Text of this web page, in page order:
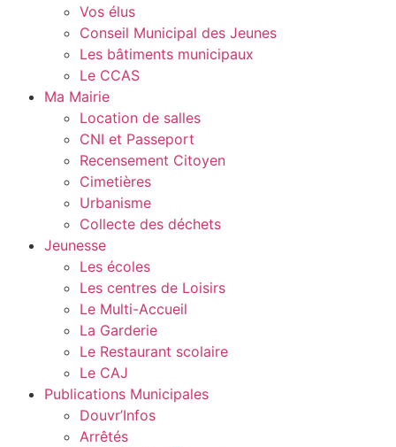
Vos élus
Conseil Municipal des Jeunes
Les bâtiments municipaux
Le CCAS
Ma Mairie
Location de salles
CNI et Passeport
Recensement Citoyen
Cimetières
Urbanisme
Collecte des déchets
Jeunesse
Les écoles
Les centres de Loisirs
Le Multi-Accueil
La Garderie
Le Restaurant scolaire
Le CAJ
Publications Municipales
Douvr’Infos
Arrêtés